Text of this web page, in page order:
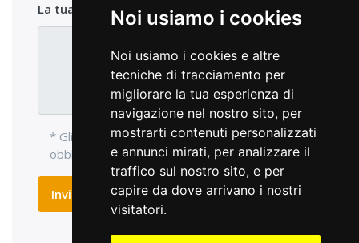
Noi usiamo i cookies
Noi usiamo i cookies e altre
tecniche di tracciamento per
migliorare la tua esperienza di
navigazione nel nostro sito, per
mostrarti contenuti personalizzati
e annunci mirati, per analizzare il
traffico sul nostro sito, e per
capire da dove arrivano i nostri
visitatori.
La tua opinione sul prodotto
* Gli elementi di ingresso con l'asterisco sono
obbligatori e devono essere compilati.
Inviare recensione